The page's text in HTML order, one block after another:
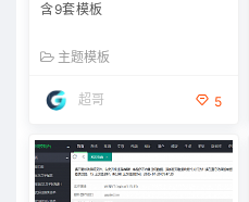
含9套模板
主题模板
超哥 5